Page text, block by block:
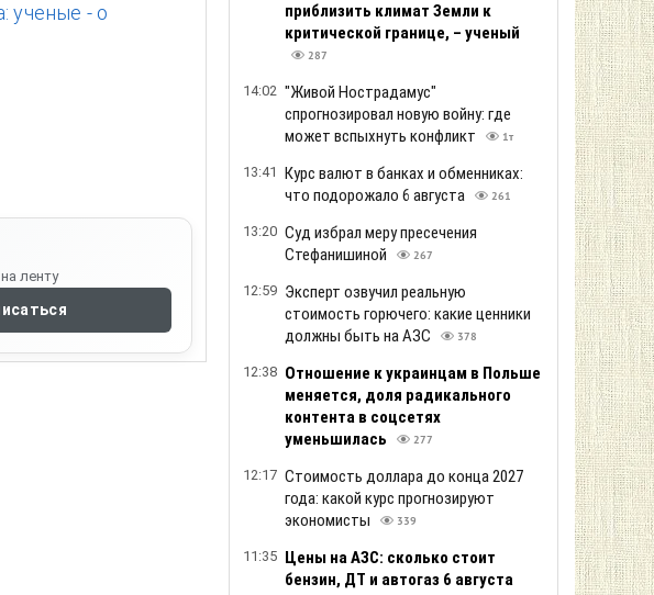
ученые - о
ленту
приблизить климат Земли к
критической границе, – ученый
287
14:02 "Живой Нострадамус"
спрогнозировал новую войну: где
может вспыхнуть конфликт
1т
13:41 Курс валют в банках и обменниках:
что подорожало 6 августа
261
13:20 Суд избрал меру пресечения
Стефанишиной
267
12:59 Эксперт озвучил реальную
стоимость горючего: какие ценники
должны быть на АЗС
378
12:38 Отношение к украинцам в Польше
меняется, доля радикального
контента в соцсетях
уменьшилась
277
12:17 Стоимость доллара до конца 2027
года: какой курс прогнозируют
экономисты
339
11:35 Цены на АЗС: сколько стоит
бензин, ДТ и автогаз 6 августа